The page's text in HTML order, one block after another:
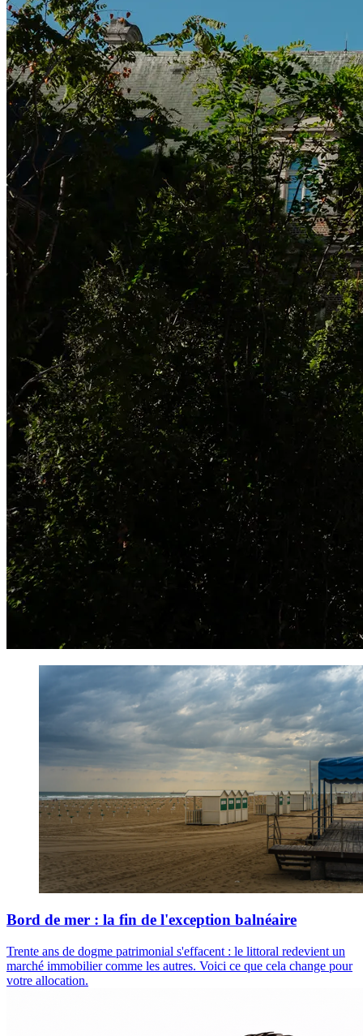
Bord de mer : la fin de l'exception balnéaire
Trente ans de dogme patrimonial s'effacent : le littoral redevient un
marché immobilier comme les autres. Voici ce que cela change pour
votre allocation.